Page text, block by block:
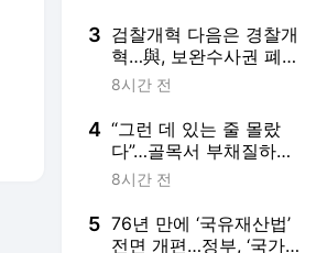
3 검찰개혁 다음은 경찰개
혁…與, 보완수사권 폐지
후속입법 속도내나
8시간 전
4 “그런 데 있는 줄 몰랐
다”…골목서 부채질하는
쪽방촌 주민들 [무(無),
8시간 전
5 76년 만에 ‘국유재산법’
전면 개편…정부, ‘국가